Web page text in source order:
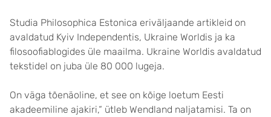
Studia Philosophica Estonica eriväljaande artikleid on
avaldatud Kyiv Independentis, Ukraine Worldis ja ka
filosoofiablogides üle maailma. Ukraine Worldis avaldatud
tekstidel on juba üle 80 000 lugeja.
On väga tõenäoline, et see on kõige loetum Eesti
akadeemiline ajakiri,“ ütleb Wendland naljatamisi. Ta on